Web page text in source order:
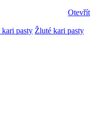
Otevřít
kari pasty Žluté kari pasty